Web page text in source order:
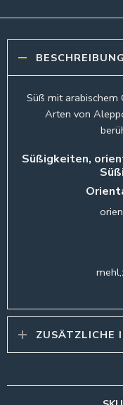
BESCHREIBUNG
Süß mit arabischem
Arten von
Süßigkeiten,
ZUSÄTZLICHE